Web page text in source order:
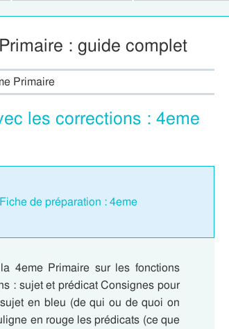
: guide complet
Primaire
les corrections : 4eme
de préparation : 4eme
4eme Primaire sur les fonctions
: sujet et prédicat Consignes pour
en bleu (de qui ou de quoi on
en rouge les prédicats (ce que